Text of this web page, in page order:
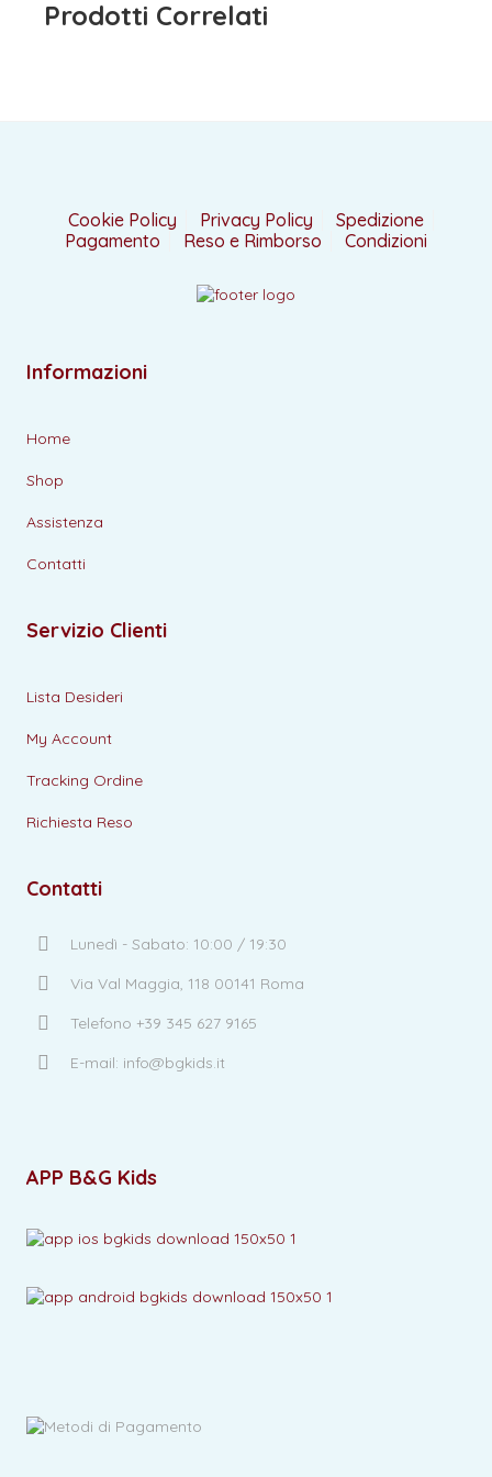
Prodotti Correlati
Cookie Policy Privacy Policy
Spedizione
Pagamento
Reso e Rimborso Condizioni
Informazioni
Home
Shop
Assistenza
Contatti
Servizio Clienti
Lista Desideri
My Account
Tracking Ordine
Richiesta Reso
Contatti
Lunedì - Sabato: 10:00 / 19:30
Via Val Maggia, 118 00141 Roma
Telefono +39 345 627 9165
E-mail: info@bgkids.it
APP B&G Kids